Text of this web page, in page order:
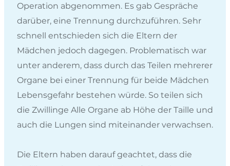
Operation abgenommen. Es gab Gespräche
darüber, eine Trennung durchzuführen. Sehr
schnell entschieden sich die Eltern der
Mädchen jedoch dagegen. Problematisch war
unter anderem, dass durch das Teilen mehrerer
Organe bei einer Trennung für beide Mädchen
Lebensgefahr bestehen würde. So teilen sich
die Zwillinge Alle Organe ab Höhe der Taille und
auch die Lungen sind miteinander verwachsen.
Die Eltern haben darauf geachtet, dass die